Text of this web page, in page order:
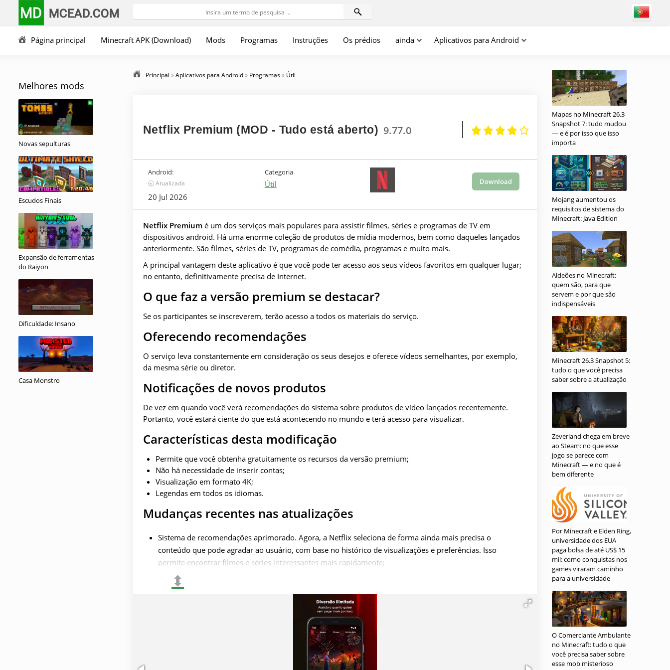
MD MCEAD.COM
Página principal Minecraft APK (Download) Mods Programas Instruções Os prédios ainda Aplicativos para Android
Melhores mods
Novas sepulturas
Escudos Finais
Expansão de ferramentas
do Raiyon
Dificuldade: Insano
Casa Monstro
Principal »Aplicativos para Android» Programas» Útil
Netflix Premium (MOD - Tudo está aberto) 9.77.0
Android:
🕣 Atualizada
20 Jul 2026
Categoria
Útil Download
Netflix Premium é um dos serviços mais populares para assistir filmes, séries e programas de TV em
dispositivos android. Há uma enorme coleção de produtos de mídia modernos, bem como daqueles lançados
anteriormente. São filmes, séries de TV, programas de comédia, programas e muito mais.
A principal vantagem deste aplicativo é que você pode ter acesso aos seus vídeos favoritos em qualquer lugar;
no entanto, definitivamente precisa de Internet.
O que faz a versão premium se destacar?
Se os participantes se inscreverem, terão acesso a todos os materiais do serviço.
Oferecendo recomendações
O serviço leva constantemente em consideração os seus desejos e oferece vídeos semelhantes, por exemplo,
da mesma série ou diretor.
Notificações de novos produtos
De vez em quando você verá recomendações do sistema sobre produtos de vídeo lançados recentemente.
Portanto, você estará ciente do que está acontecendo no mundo e terá acesso para visualizar.
Características desta modificação
Permite que você obtenha gratuitamente os recursos da versão premium;
Não há necessidade de inserir contas;
Visualização em formato 4K;
Legendas em todos os idiomas.
Mudanças recentes nas atualizações
Sistema de recomendações aprimorado. Agora, a Netflix seleciona de forma ainda mais precisa o
conteúdo que pode agradar ao usuário, com base no histórico de visualizações e preferências. Isso
permite encontrar filmes e séries interessantes mais rapidamente;
Novas funções que proporcionam ainda mais segurança e conveniência para os pequenos espectadores.
Os pais agora podem criar perfis separados para as crianças com acesso limitado ao conteúdo
A função de preenchimento automático permite encontrar filmes e séries necessários mais rapidamente,
mesmo que ainda não estejam adicionados ao catálogo. Isso permite que os usuários sejam informados
sobre futuros lançamentos e encontrem programas semelhantes com base em seus interesses;
Adição constante de novos produtos de TV que podem ser assistidos a qualquer hora e em qualquer
⬍
Mapas no Minecraft 26.3
Snapshot 7: tudo mudou
— e é por isso que isso
importa
Mojang aumentou os
requisitos de sistema do
Minecraft: Java Edition
Aldeões no Minecraft:
quem são, para que
servem e por que são
indispensáveis
Minecraft 26.3 Snapshot 5:
tudo o que você precisa
saber sobre a atualização
Zeverland chega em breve
ao Steam: no que esse
jogo se parece com
Minecraft — e no que é
bem diferente
Por Minecraft e Elden Ring,
universidade dos EUA
paga bolsa de até US$ 15
mil: como conquistas nos
games viraram caminho
para a universidade
O Comerciante Ambulante
no Minecraft: tudo o que
você precisa saber sobre
esse mob misterioso